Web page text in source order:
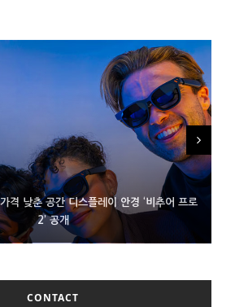
격 낮춘 공간 디스플레이 안경 ‘비추어 프로
2’ 공개
러어치 아이폰18 프로세서 패키징 대기 중
러 반지형 스피커 준비하는 오픈AI
CONTACT